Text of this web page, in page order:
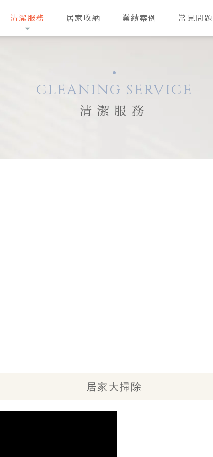
清潔服務 居家收納 業績案例 常見問題
CLEANING SERVICE
清潔服務
居家大掃除